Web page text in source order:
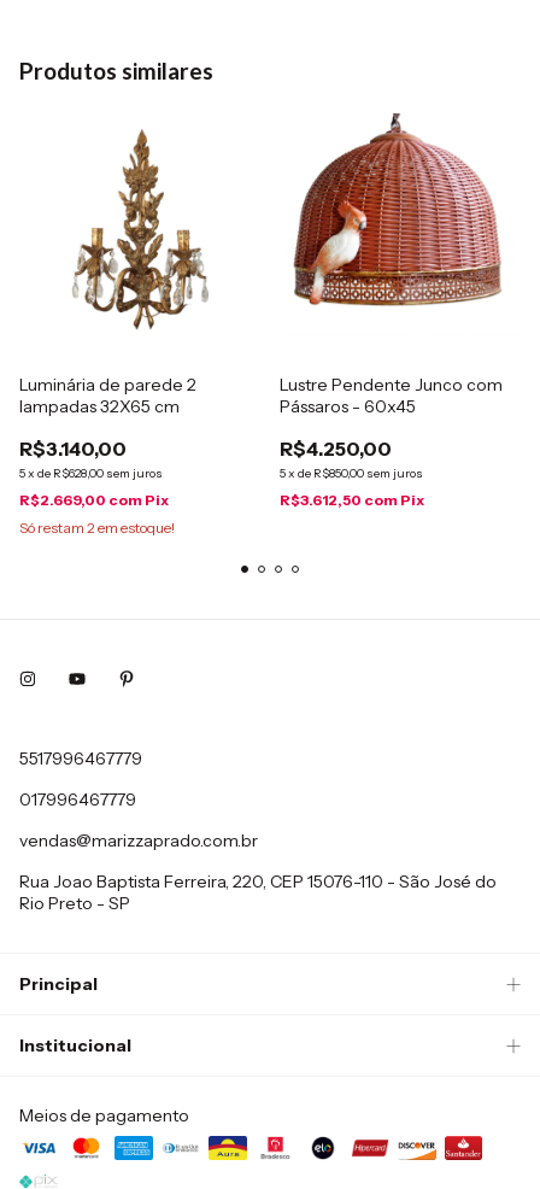
Produtos similares
Luminária de parede 2
lampadas 32X65 cm
R$3.140,00
5x de R$628,00 sem juros
R$2.669,00 com Pix
Só restam 2 em estoque!
Lustre Pendente Junco com
Pássaros - 60x45
R$4.250,00
5x de R$850,00 sem juros
R$3.612,50 com Pix
5517996467779
017996467779
vendas@marizzaprado.com.br
Rua Joao Baptista Ferreira, 220, CEP 15076-110 - São José do
Rio Preto - SP
Principal
Institucional
Meios de pagamento